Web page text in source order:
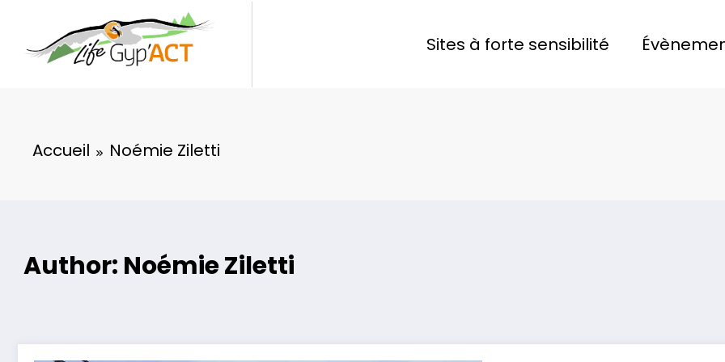
contenu
Sites à forte sensibilité
Accueil Noémie Ziletti
Author: Noémie Ziletti